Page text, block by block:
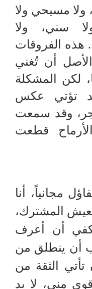
ولا مسيحي ولا
سني، ولا
هذه الفروقات
أن تُغني
لكن المشكلة
تؤتي عكس
وقد سمعت
قطعت
مجانياً، أنا
المشترك،
أن أعرف
أن ينطلق من
تأتي الثقة من
مني، لا بد